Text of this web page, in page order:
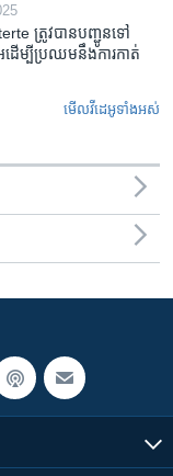
ត្រូវ​បាន​បញ្ជូនទៅ
ដើម្បី​ប្រឈម​នឹង​ការកាត់
មើល​វីដេអូ​ទាំង​អស់